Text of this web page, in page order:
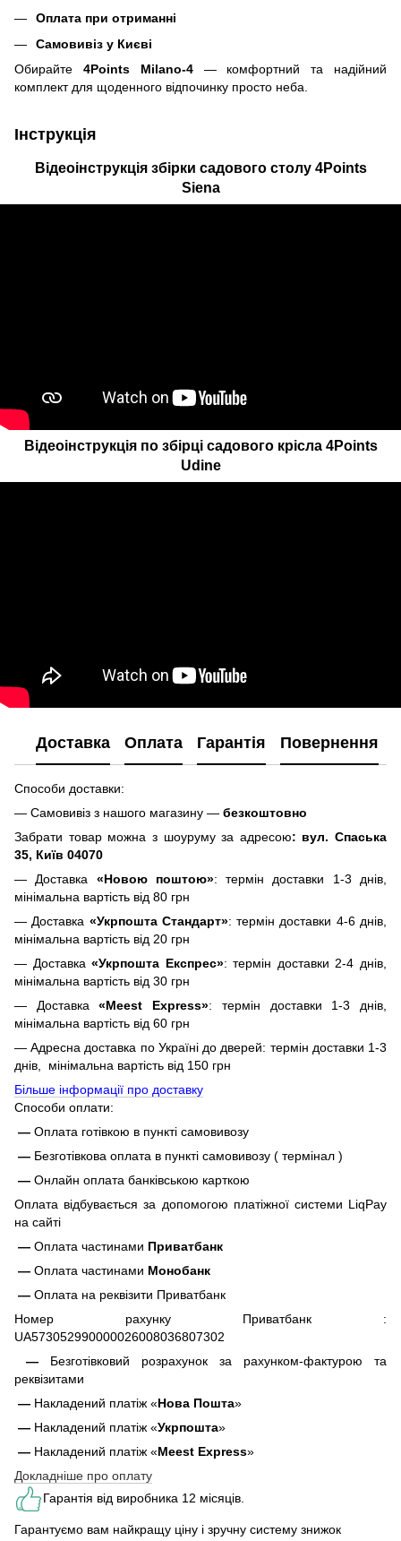
Оплата при отриманні
Самовивіз у Києві
Обирайте 4Points Milano-4— комфортний та надійний
комплект для щоденного відпочинку просто неба.
Інструкція
Відеоінструкція збірки садового столу 4Points
Siena
Відеоінструкція по збірці садового крісла 4Points
Udine
Доставка Оплата Гарантія Повернення
Способи доставки:
— Самовивіз з нашого магазину — безкоштовно
Забрати товар можна з шоуруму за адресою: вул. Спаська
35, Київ 04070
— Доставка «Новою поштою»: термін доставки 1-3 днів,
мінімальна вартість від 80 грн
— Доставка «Укрпошта Стандарт»: термін доставки 4-6 днів,
мінімальна вартість від 20 грн
— Доставка«Укрпошта Експрес»: термін доставки 2-4 днів,
мінімальна вартість від 30 грн
— Доставка«Meest Express»: термін доставки 1-3 днів,
мінімальна вартість від 60 грн
— Адресна доставка по Україні до дверей: термін доставки 1-3
днів, мінімальна вартість від 150 грн
Більше інформації про доставку
Способи оплати:
— Оплата готівкою в пункті самовивозу
— Безготівкова оплата в пункті самовивозу ( термінал )
— Онлайн оплата банківською карткою
Оплата відбувається за допомогою платіжної системи LiqPay
на сайті
— Оплата частинами Приватбанк
— Оплата частинами Монобанк
— Оплата на реквізити Приватбанк
Номер рахунку Приватбанк :
UA573052990000026008036807302
— Безготівковий розрахунок за рахунком-фактурою та
реквізитами
— Накладений платіж «Нова Пошта»
— Накладений платіж «Укрпошта»
— Накладений платіж «Meest Express»
Докладніше про оплату
Гарантія від виробника 12 місяців.
Гарантуємо вам найкращу ціну і зручну систему знижок